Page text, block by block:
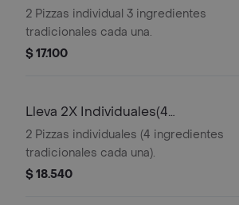
Ingredientes)
2 Pizzas individual 3 ingredientes
tradicionales cada una.
$ 17.100
Lleva 2X Individuales(4
Ingredientes)
2 Pizzas individuales (4 ingredientes
tradicionales cada una).
$ 18.540